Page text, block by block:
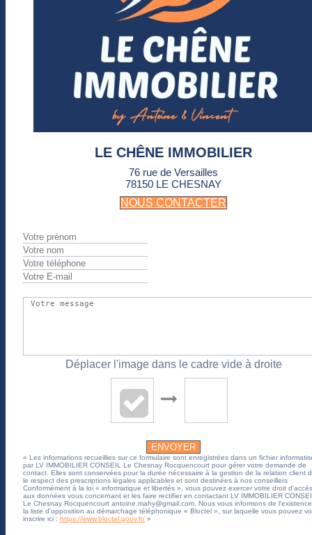
LE CHÊNE IMMOBILIER
76 rue de Versailles
78150 LE CHESNAY
NOUS CONTACTER
Déplacer l'image dans le cadre vide à droite
ENVOYER
« Les informations recueillies sur ce formulaire sont enregistrées dans un fichier
par LV IMMOBILIER CONSEIL Le Chesnay Rocquencourt pour gérer votre demande de
contact. Elles sont conservées pour la durée nécessaire à la gestion de la relation client
le respect des prescriptions légales applicables et sont destinées à nos conseillers
Conformément à la loi « informatique et libertés », vous pouvez exercer votre droit d'accès
aux données vous concernant et les faire rectifier en contactant LV IMMOBILIER
Le Chesnay Rocquencourt antoine.mahy@gmail.com. Nous vous informons de
la liste d'opposition au démarchage téléphonique « Bloctel », sur laquelle vous pouvez
inscrire ici : https://www.bloctel.gouv.fr/ »